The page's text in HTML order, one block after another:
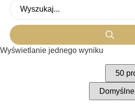
Wyświetlanie jednego wyniku